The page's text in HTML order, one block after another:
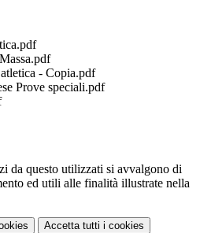
- Copia.pdf
Prove speciali.pdf
da questo utilizzati si avvalgono di
ed utili alle finalità illustrate nella
Accetta tutti i cookies